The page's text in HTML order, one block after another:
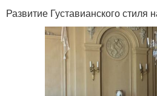
Развитие Густавианского стиля